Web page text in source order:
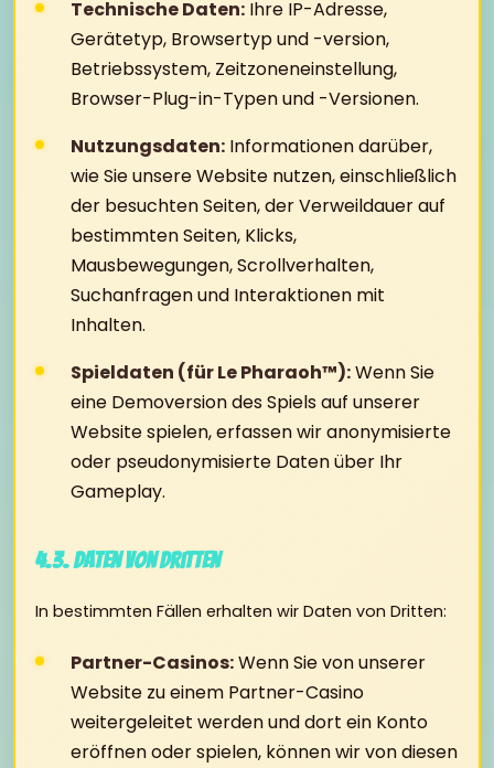
Technische Daten: Ihre IP-Adresse,
Gerätetyp, Browsertyp und -version,
Betriebssystem, Zeitzoneneinstellung,
Browser-Plug-in-Typen und -Versionen.
Nutzungsdaten: Informationen darüber,
wie Sie unsere Website nutzen, einschließlich
der besuchten Seiten, der Verweildauer auf
bestimmten Seiten, Klicks,
Mausbewegungen, Scrollverhalten,
Suchanfragen und Interaktionen mit
Inhalten.
Spieldaten (für Le Pharaoh™):Wenn Sie
eine Demoversion des Spiels auf unserer
Website spielen, erfassen wir anonymisierte
oder pseudonymisierte Daten über Ihr
Gameplay.
4.3. Daten von Dritten
In bestimmten Fällen erhalten wir Daten von Dritten:
Partner-Casinos:Wenn Sie von unserer
Website zu einem Partner-Casino
weitergeleitet werden und dort ein Konto
eröffnen oder spielen, können wir von diesen